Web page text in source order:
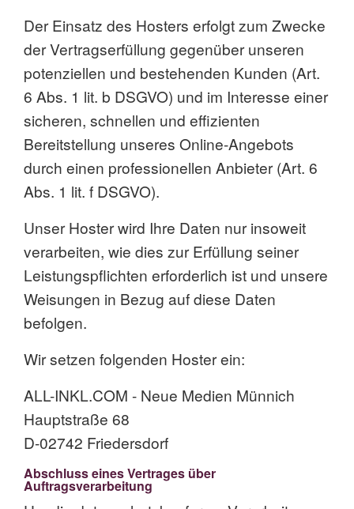
Der Einsatz des Hosters erfolgt zum Zwecke
der Vertragserfüllung gegenüber unseren
potenziellen und bestehenden Kunden (Art.
6 Abs. 1 lit. b DSGVO) und im Interesse einer
sicheren, schnellen und effizienten
Bereitstellung unseres Online-Angebots
durch einen professionellen Anbieter (Art. 6
Abs. 1 lit. f DSGVO).
Unser Hoster wird Ihre Daten nur insoweit
verarbeiten, wie dies zur Erfüllung seiner
Leistungspflichten erforderlich ist und unsere
Weisungen in Bezug auf diese Daten
befolgen.
Wir setzen folgenden Hoster ein:
ALL-INKL.COM - Neue Medien Münnich
Hauptstraße 68
D-02742 Friedersdorf
Abschluss eines Vertrages über
Auftragsverarbeitung